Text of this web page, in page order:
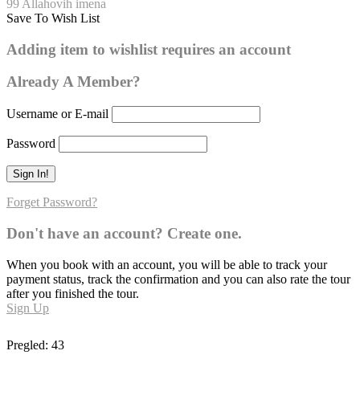
Er-Rešid
0
99 Allahovih imena
Save To Wish List
Adding item to wishlist requires an account
Already A Member?
Username or E-mail
Password
Forget Password?
Don't have an account? Create one.
When you book with an account, you will be able to track your
payment status, track the confirmation and you can also rate the tour
after you finished the tour.
Sign Up
Pregled: 43